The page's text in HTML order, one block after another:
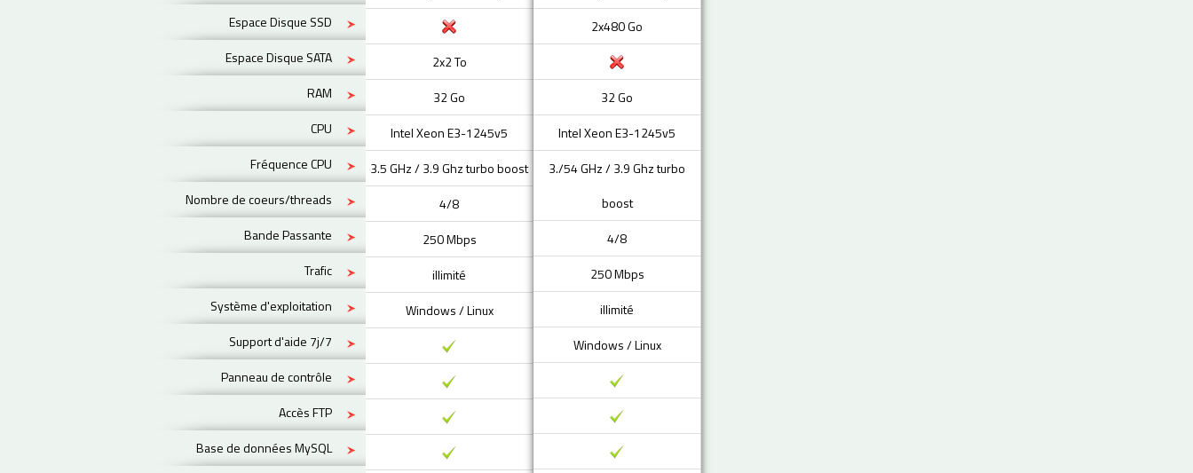
Espace Disque SSD
Espace Disque SATA
RAM
CPU
Fréquence CPU
Nombre de coeurs/threads
Bande Passante
Trafic
Système d'exploitation
Support d'aide 7j/7
Panneau de contrôle
Accès FTP
Base de données MySQL
2x2 To
32 Go
Intel Xeon E3-1245v5
3.5 GHz / 3.9 Ghz turbo boost
4/8
250 Mbps
illimité
Windows / Linux
2x480 Go
32 Go
Intel Xeon E3-1245v5
3./54 GHz / 3.9 Ghz turbo
boost
4/8
250 Mbps
illimité
Windows / Linux